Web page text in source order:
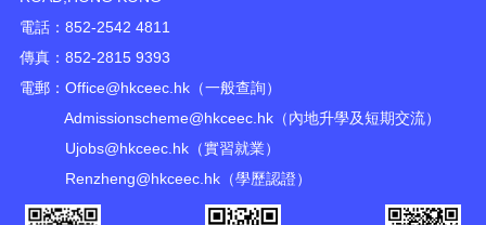
電話：852-2542 4811
傳真：852-2815 9393
電郵： Office@hkceec.hk（一般查詢）
Admissionscheme@hkceec.hk（內地升學及短期交流）
Ujobs@hkceec.hk（實習就業）
Renzheng@hkceec.hk（學歷認證）